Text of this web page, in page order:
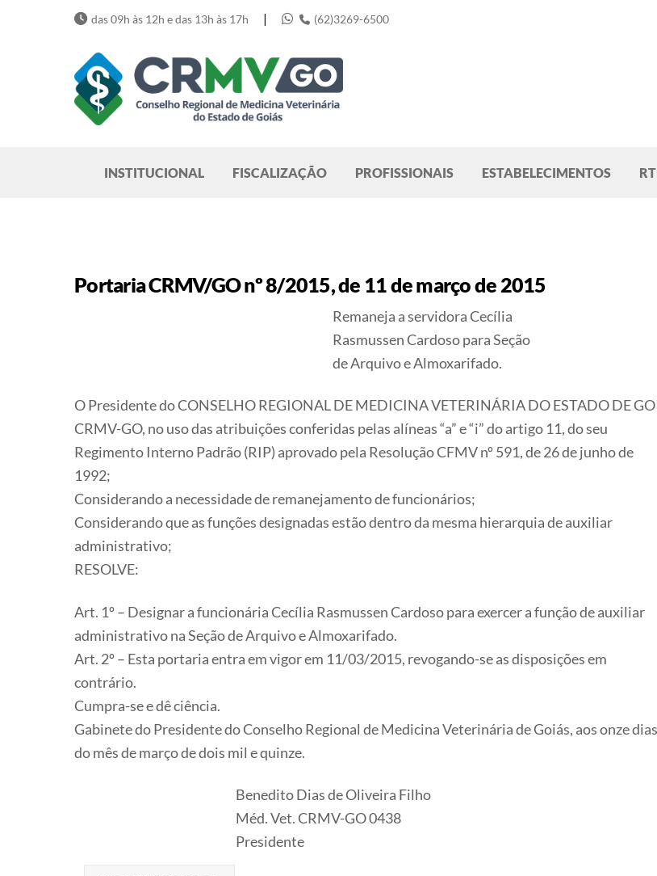
das 09h às 12h e das 13h às 17h | (62)3269-6500
INSTITUCIONAL FISCALIZAÇÃO PROFISSIONAIS ESTABELECIMENTOS RT
Portaria CRMV/GO nº 8/2015, de 11 de março de 2015
Remaneja a servidora Cecília
Rasmussen Cardoso para Seção
de Arquivo e Almoxarifado.
O Presidente do CONSELHO REGIONAL DE MEDICINA VETERINÁRIA DO ESTADO DE
CRMV-GO, no uso das atribuições conferidas pelas alíneas “a” e “i” do artigo 11, do seu
Regimento Interno Padrão (RIP) aprovado pela Resolução CFMV nº 591, de 26 de junho de
1992;
Considerando a necessidade de remanejamento de funcionários;
Considerando que as funções designadas estão dentro da mesma hierarquia de auxiliar
administrativo;
RESOLVE:
Art. 1º – Designar a funcionária Cecília Rasmussen Cardoso para exercer a função de auxiliar
administrativo na Seção de Arquivo e Almoxarifado.
Art. 2º – Esta portaria entra em vigor em 11/03/2015, revogando-se as disposições em
contrário.
Cumpra-se e dê ciência.
Gabinete do Presidente do Conselho Regional de Medicina Veterinária de Goiás, aos onze dias
do mês de março de dois mil e quinze.
Benedito Dias de Oliveira Filho
Méd. Vet. CRMV-GO 0438
Presidente